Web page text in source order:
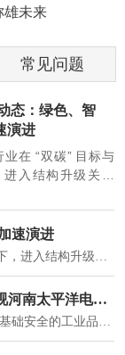
雄未来
常见问题
态：绿色、智
演进
在 “双碳” 目标与
入结构升级关键
格局持续优化。
速演进
实力铸就信任，匠心连接未来——全景透视河南太平洋电缆厂
在选择长期合作伙伴时，尤其是在电缆这类关乎基础安全的工业品上，供应商的“内在实力”远比一纸报价单更重要。今天，我们邀请您“云参观”河南太平洋电缆厂，透过每一个细节，看我们如何将“可靠”二字，铸入每一米电缆。